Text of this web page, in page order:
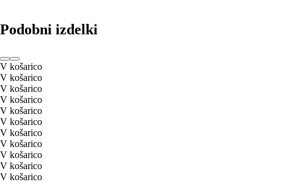
Podobni izdelki
V košarico
V košarico
V košarico
V košarico
V košarico
V košarico
V košarico
V košarico
V košarico
V košarico
V košarico